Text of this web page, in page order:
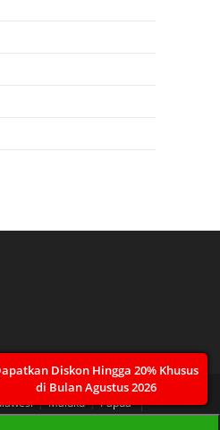
Diskon Hingga 20% Khusus
di Bulan Agustus 2026
Maluku
Papua